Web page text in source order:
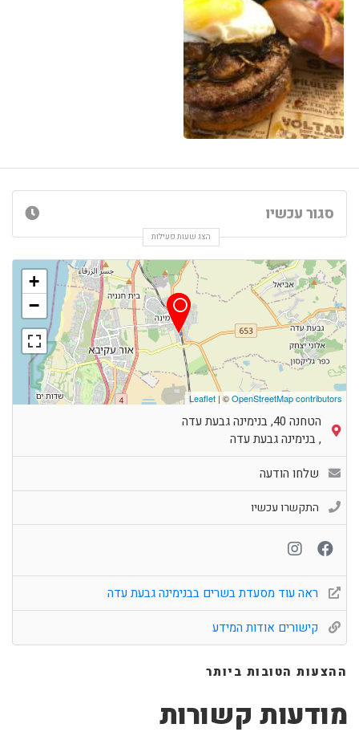
סגור עכשיו
הצג שעות פעילות
+
−
Leaflet | ©OpenStreetMap contributors
הטחנה 40, בנימינה גבעת עדה
,בנימינה גבעת עדה
שלחו הודעה
התקשרו עכשיו
ראה עוד מסעדת בשרים בבנימינה גבעת עדה
קישורים אודות המידע
ההצעות הטובות ביותר
מודעות קשורות